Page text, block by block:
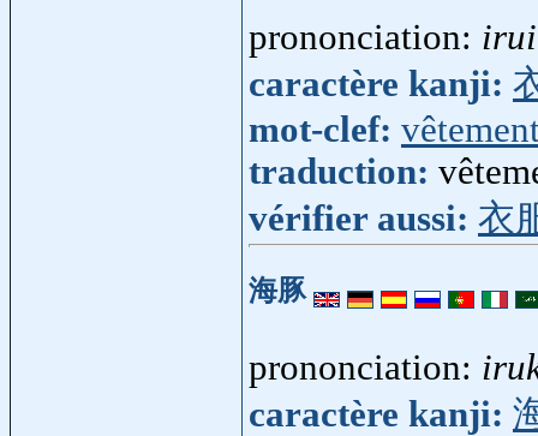
prononciation: irui
caractère kanji:
mot-clef:
traduction:
vérifier aussi: 衣
海豚
prononciation:
caractère kanji: